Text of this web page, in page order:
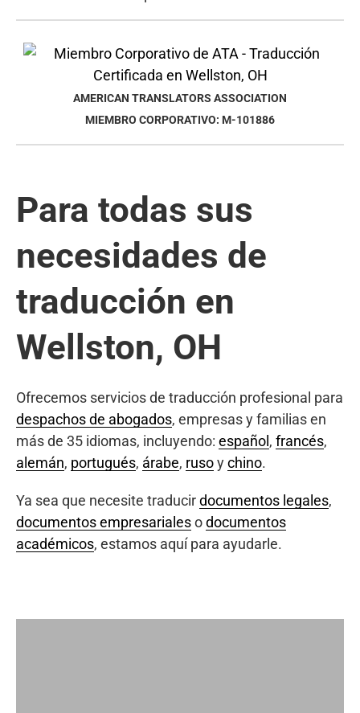
AMERICAN TRANSLATORS ASSOCIATION
MIEMBRO CORPORATIVO: M-101886
Para todas sus
necesidades de
traducción en
Wellston, OH
Ofrecemos servicios de traducción profesional para
despachos de abogados, empresas y familias en
más de 35 idiomas, incluyendo: español , francés,
alemán, portugués, árabe, rusoychino.
Ya sea que necesite traducirdocumentos legales,
documentos empresarialesodocumentos
académicos, estamos aquí para ayudarle.